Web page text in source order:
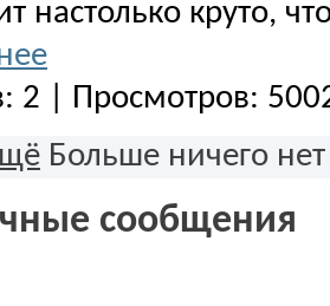
настолько круто,
2 | Просмотров:
Больше ничего нет
сообщения